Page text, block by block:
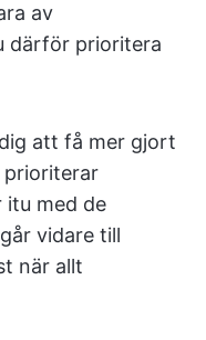
av
därför prioritera
att få mer gjort
prioriterar
itu med de
vidare till
när allt